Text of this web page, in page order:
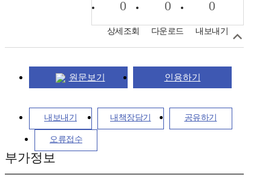
0
상세조회
0
다운로드
0
내보내기
원문보기 인용하기
내보내기 내책장담기 공유하기
오류접수
부가정보